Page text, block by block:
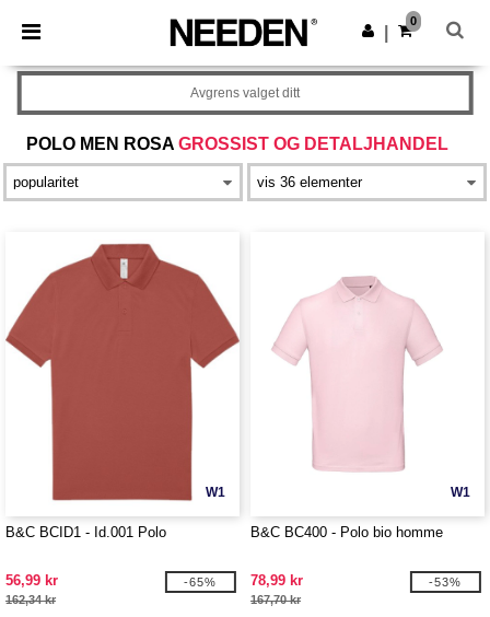
× Needen-app
Bedre priser i appen!
Last ned app
0
POLO MEN ROSA GROSSIST OG DETALJHANDEL
Avgrens valget ditt
W1
B&C BCID1 - Id.001 Polo
56,99 kr
162,34 kr
-65%
W1
B&C BC400 - Polo bio homme
78,99 kr
167,70 kr
-53%